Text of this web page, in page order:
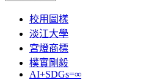
校用圖樣
淡江大學
宮燈商標
樸實剛毅
AI+SDGs=∞